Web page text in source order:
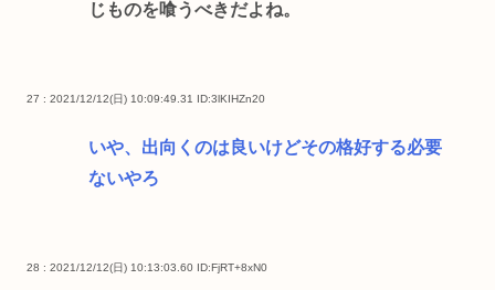
じものを喰うべきだよね。
27 : 2021/12/12(日) 10:09:49.31 ID:3lKIHZn20
いや、出向くのは良いけどその格好する必要
ないやろ
28 : 2021/12/12(日) 10:13:03.60 ID:FjRT+8xN0